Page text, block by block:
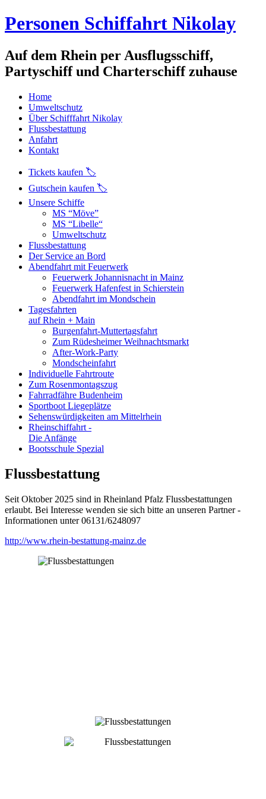
Personen Schiffahrt Nikolay
Auf dem Rhein per Ausflugsschiff,
Partyschiff und Charterschiff zuhause
Home
Umweltschutz
Über Schifffahrt Nikolay
Flussbestattung
Anfahrt
Kontakt
Tickets kaufen 🏷️
Gutschein kaufen 🏷️
Unsere Schiffe
MS “Möve”
MS “Libelle“
Umweltschutz
Flussbestattung
Der Service an Bord
Abendfahrt mit Feuerwerk
Feuerwerk Johannisnacht in Mainz
Feuerwerk Hafenfest in Schierstein
Abendfahrt im Mondschein
Tagesfahrten
auf Rhein + Main
Burgenfahrt-Muttertagsfahrt
Zum Rüdesheimer Weihnachtsmarkt
After-Work-Party
Mondscheinfahrt
Individuelle Fahrtroute
Zum Rosenmontagszug
Fahrradfähre Budenheim
Sportboot Liegeplätze
Sehenswürdigkeiten am Mittelrhein
Rheinschiffahrt -
Die Anfänge
Bootsschule Spezial
Flussbestattung
Seit Oktober 2025 sind in Rheinland Pfalz Flussbestattungen
erlaubt. Bei Interesse wenden sie sich bitte an unseren Partner -
Informationen unter 06131/6248097
http://www.rhein-bestattung-mainz.de